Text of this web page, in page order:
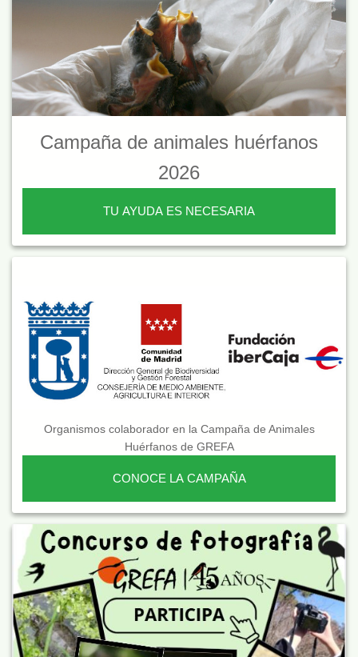
Campaña de animales huérfanos
2026
TU AYUDA ES NECESARIA
Organismos colaborador en la Campaña de Animales
Huérfanos de GREFA
CONOCE LA CAMPAÑA